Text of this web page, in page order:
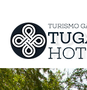
HOTELES